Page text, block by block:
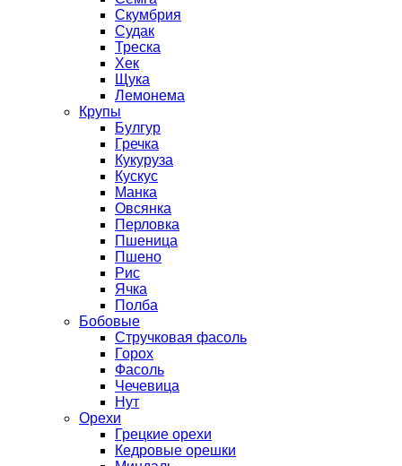
Скумбрия
Судак
Треска
Хек
Щука
Лемонема
Крупы
Булгур
Гречка
Кукуруза
Кускус
Манка
Овсянка
Перловка
Пшеница
Пшено
Рис
Ячка
Полба
Бобовые
Стручковая фасоль
Горох
Фасоль
Чечевица
Нут
Орехи
Грецкие орехи
Кедровые орешки